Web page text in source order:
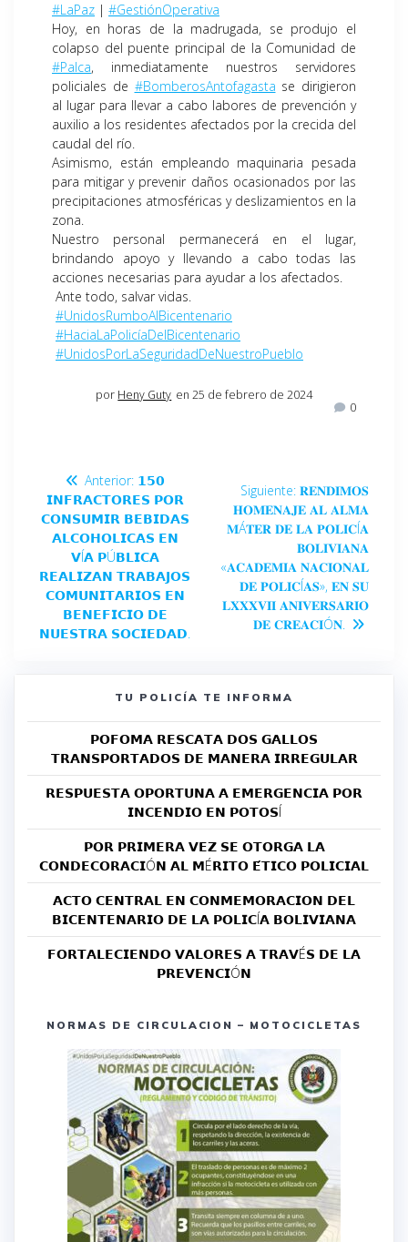
#LaPaz | #GestiónOperativa
Hoy, en horas de la madrugada, se produjo el
colapso del puente principal de la Comunidad de
#Palca, inmediatamente nuestros servidores
policiales de #BomberosAntofagasta se dirigieron
al lugar para llevar a cabo labores de prevención y
auxilio a los residentes afectados por la crecida del
caudal del río.
Asimismo, están empleando maquinaria pesada
para mitigar y prevenir daños ocasionados por las
precipitaciones atmosféricas y deslizamientos en la
zona.
Nuestro personal permanecerá en el lugar,
brindando apoyo y llevando a cabo todas las
acciones necesarias para ayudar a los afectados.
Ante todo, salvar vidas.
#UnidosRumboAlBicentenario
#HaciaLaPolicíaDelBicentenario
#UnidosPorLaSeguridadDeNuestroPueblo
por Heny Guty en 25 de febrero de 2024
0
Anterior: 𝟭𝟱𝟬
𝗜𝗡𝗙𝗥𝗔𝗖𝗧𝗢𝗥𝗘𝗦 𝗣𝗢𝗥
𝗖𝗢𝗡𝗦𝗨𝗠𝗜𝗥 𝗕𝗘𝗕𝗜𝗗𝗔𝗦
𝗔𝗟𝗖𝗢𝗛𝗢𝗟𝗜𝗖𝗔𝗦 𝗘𝗡
𝗩Í𝗔 𝗣Ú𝗕𝗟𝗜𝗖𝗔
𝗥𝗘𝗔𝗟𝗜𝗭𝗔𝗡 𝗧𝗥𝗔𝗕𝗔𝗝𝗢𝗦
𝗖𝗢𝗠𝗨𝗡𝗜𝗧𝗔𝗥𝗜𝗢𝗦 𝗘𝗡
𝗕𝗘𝗡𝗘𝗙𝗜𝗖𝗜𝗢 𝗗𝗘
𝗡𝗨𝗘𝗦𝗧𝗥𝗔 𝗦𝗢𝗖𝗜𝗘𝗗𝗔𝗗.
Siguiente: 𝐑𝐄𝐍𝐃𝐈𝐌𝐎𝐒
𝐇𝐎𝐌𝐄𝐍𝐀𝐉𝐄 𝐀𝐋 𝐀𝐋𝐌𝐀
𝐌Á𝐓𝐄𝐑 𝐃𝐄 𝐋𝐀 𝐏𝐎𝐋𝐈𝐂Í𝐀
𝐁𝐎𝐋𝐈𝐕𝐈𝐀𝐍𝐀
«𝐀𝐂𝐀𝐃𝐄𝐌𝐈𝐀 𝐍𝐀𝐂𝐈𝐎𝐍𝐀𝐋
𝐃𝐄 𝐏𝐎𝐋𝐈𝐂Í𝐀𝐒», 𝐄𝐍 𝐒𝐔
𝐋𝐗𝐗𝐗𝐕𝐈𝐈 𝐀𝐍𝐈𝐕𝐄𝐑𝐒𝐀𝐑𝐈𝐎
𝐃𝐄 𝐂𝐑𝐄𝐀𝐂𝐈Ó𝐍.
TU POLICÍA TE INFORMA
𝗣𝗢𝗙𝗢𝗠𝗔 𝗥𝗘𝗦𝗖𝗔𝗧𝗔 𝗗𝗢𝗦 𝗚𝗔𝗟𝗟𝗢𝗦
𝗧𝗥𝗔𝗡𝗦𝗣𝗢𝗥𝗧𝗔𝗗𝗢𝗦 𝗗𝗘 𝗠𝗔𝗡𝗘𝗥𝗔 𝗜𝗥𝗥𝗘𝗚𝗨𝗟𝗔𝗥
𝗥𝗘𝗦𝗣𝗨𝗘𝗦𝗧𝗔 𝗢𝗣𝗢𝗥𝗧𝗨𝗡𝗔 𝗔 𝗘𝗠𝗘𝗥𝗚𝗘𝗡𝗖𝗜𝗔 𝗣𝗢𝗥
𝗜𝗡𝗖𝗘𝗡𝗗𝗜𝗢 𝗘𝗡 𝗣𝗢𝗧𝗢𝗦Í
𝗣𝗢𝗥 𝗣𝗥𝗜𝗠𝗘𝗥𝗔 𝗩𝗘𝗭 𝗦𝗘 𝗢𝗧𝗢𝗥𝗚𝗔 𝗟𝗔
𝗖𝗢𝗡𝗗𝗘𝗖𝗢𝗥𝗔𝗖𝗜Ó𝗡 𝗔𝗟 𝗠É𝗥𝗜𝗧𝗢 𝗘́𝗧𝗜𝗖𝗢 𝗣𝗢𝗟𝗜𝗖𝗜𝗔𝗟
𝗔𝗖𝗧𝗢 𝗖𝗘𝗡𝗧𝗥𝗔𝗟 𝗘𝗡 𝗖𝗢𝗡𝗠𝗘𝗠𝗢𝗥𝗔𝗖𝗜𝗢𝗡 𝗗𝗘𝗟
𝗕𝗜𝗖𝗘𝗡𝗧𝗘𝗡𝗔𝗥𝗜𝗢 𝗗𝗘 𝗟𝗔 𝗣𝗢𝗟𝗜𝗖Í𝗔 𝗕𝗢𝗟𝗜𝗩𝗜𝗔𝗡𝗔
𝗙𝗢𝗥𝗧𝗔𝗟𝗘𝗖𝗜𝗘𝗡𝗗𝗢 𝗩𝗔𝗟𝗢𝗥𝗘𝗦 𝗔 𝗧𝗥𝗔𝗩É𝗦 𝗗𝗘 𝗟𝗔
𝗣𝗥𝗘𝗩𝗘𝗡𝗖𝗜Ó𝗡
NORMAS DE CIRCULACION – MOTOCICLETAS